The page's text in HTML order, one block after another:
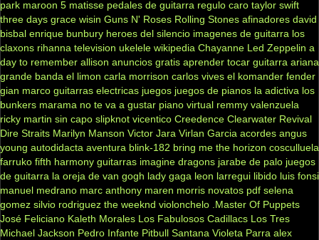
park maroon 5 matisse pedales de guitarra regulo caro taylor swift
three days grace wisin Guns N' Roses Rolling Stones afinadores david
bisbal enrique bunbury heroes del silencio imagenes de guitarra los
claxons rihanna television ukelele wikipedia Chayanne Led Zeppelin a
day to remember allison anuncios gratis aprender tocar guitarra ariana
grande banda el limon carla morrison carlos vives el komander fender
gian marco guitarras electricas juegos juegos de pianos la adictiva los
bunkers marama no te va a gustar piano virtual remmy valenzuela
ricky martin sin capo slipknot vicentico Creedence Clearwater Revival
Dire Straits Marilyn Manson Victor Jara Virlan Garcia acordes angus
young autodidacta aventura blink-182 bring me the horizon cosculluela
farruko fifth harmony guitarras imagine dragons jarabe de palo juegos
de guitarra la oreja de van gogh lady gaga leon larregui libido luis fonsi
manuel medrano marc anthony maren morris novatos pdf selena
gomez silvio rodriguez the weeknd violonchelo .Master Of Puppets
José Feliciano Kaleth Morales Los Fabulosos Cadillacs Los Tres
Michael Jackson Pedro Infante Pitbull Santana Violeta Parra alex